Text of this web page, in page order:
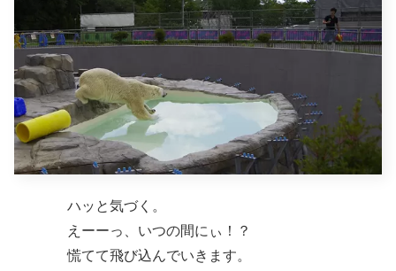
ハッと気づく。
えーーっ、いつの間にぃ！？
慌てて飛び込んでいきます。